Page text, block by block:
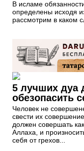
В исламе
определены исходя
рассмотрим в каком
5 лучших дуа
обезопасить
Человек не
свести их
должен совершать
Аллаха, и
себя от грехов...